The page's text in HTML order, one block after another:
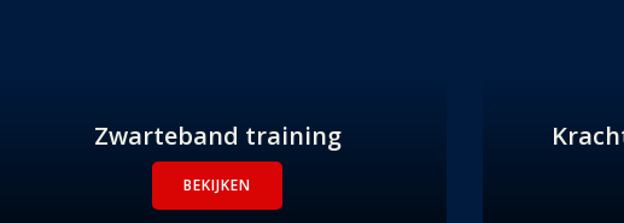
Zwarteband training
BEKIJKEN